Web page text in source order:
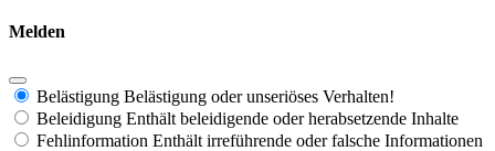
Melden
Belästigung Belästigung oder unseriöses Verhalten!
Beleidigung Enthält beleidigende oder herabsetzende Inhalte
Fehlinformation Enthält irreführende oder falsche Informationen